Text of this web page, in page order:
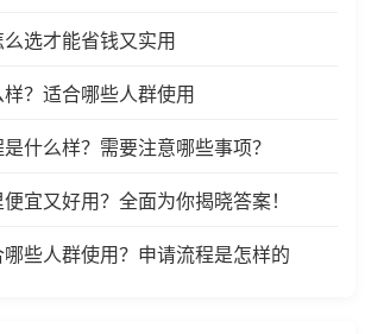
选才能省钱又实用
？适合哪些人群使用
什么样？需要注意哪些事项？
宜又好用？全面为你揭晓答案！
些人群使用？申请流程是怎样的